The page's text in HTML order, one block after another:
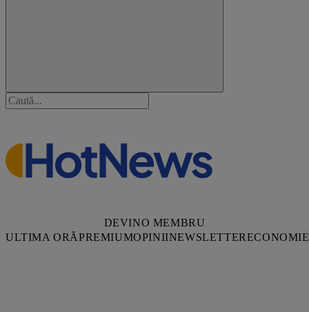
DEVINO MEMBRU
ULTIMA ORĂPREMIUMOPINIINEWSLETTERECONOMIE